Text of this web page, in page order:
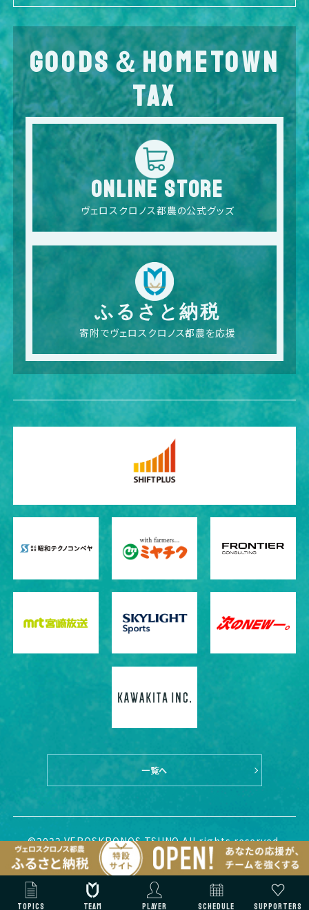
GOODS＆HOMETOWN
TAX
ONLINE STORE
ヴェロスクロノス都農の公式グッズ
ふるさと納税
寄附でヴェロスクロノス都農を応援
一覧へ
©2022 VEROSKRONOS TSUNO All rights reserved.
TOPICS TEAM PLAYER SCHEDULE SUPPORTERS